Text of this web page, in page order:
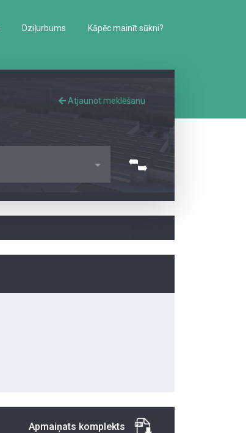
Dziļurbums Kāpēc mainīt sūkni?
Atjaunot meklēšanu
Apmaiņats komplekts